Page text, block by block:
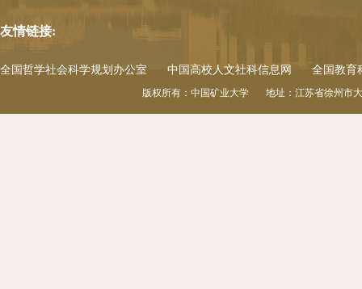
友情链接:
全国哲学社会科学规划办公室 中国高校人文社科信息网 全国教育
版权所有：中国矿业大学 地址：江苏省徐州